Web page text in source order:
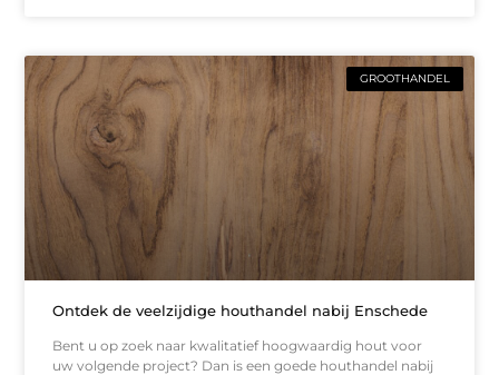
GROOTHANDEL
Ontdek de veelzijdige houthandel nabij Enschede
Bent u op zoek naar kwalitatief hoogwaardig hout voor
uw volgende project? Dan is een goede houthandel nabij